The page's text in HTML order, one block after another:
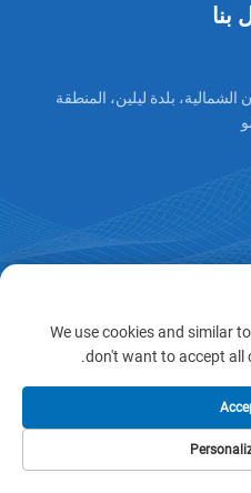
بنا
طريق يينغشان الشمالية، بلدة ليلين، المنطقة
ستار كيوب لمنتجات الورق
-سياسة الخصوصية
We use cookies and similar
don't want to accept all